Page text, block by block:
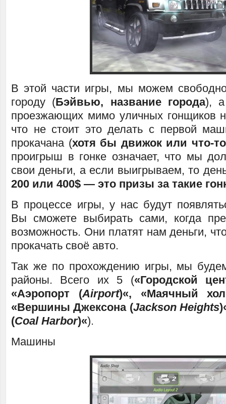
В этой части игры, мы можем
городу (Бэйвью, название города), а
проезжающих мимо уличных гонщиков
что не стоит это делать с первой
прокачана (хотя бы движок или что-
проигрыш в гонке означает, что мы
свои деньги, а если выигрываем, то
200 или 400$ — это призы за такие
В процессе игры, у нас будут
Вы сможете выбирать сами, когда
возможность. Они платят нам деньги,
прокачать своё авто.
Так же по прохождению игры, мы
районы. Всего их 5 («Городской
«Аэропорт (Airport)«, «Маячный
«Вершины Джексона (Jackson Heights)
(Coal Harbor)«).
Машины